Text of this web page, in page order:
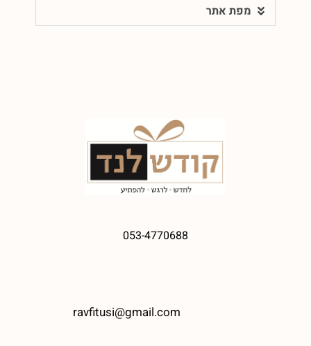
מפת אתר
053-4770688